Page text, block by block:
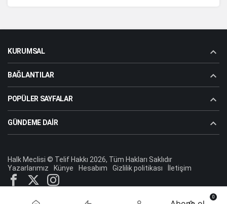
KURUMSAL
BAĞLANTILAR
POPÜLER SAYFALAR
GÜNDEME DAIR
Halk Meclisi © Telif Hakkı 2026, Tüm Hakları Saklıdır
Yazarlarımız
Künye Hesabım Gizlilik politikası İletişim
0